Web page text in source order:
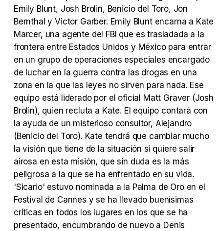
Tráiler Oficial en VOSE 'The Audacity'
Tráiler en español 'Outcome' (2026)
Emily Blunt, Josh Brolin, Benicio del Toro, Jon
Bernthal y Victor Garber. Emily Blunt encarna a Kate
Marcer, una agente del FBI que es trasladada a la
frontera entre Estados Unidos y México para entrar
en un grupo de operaciones especiales encargado
de luchar en la guerra contra las drogas en una
zona en la que las leyes no sirven para nada. Ese
equipo está liderado por el oficial Matt Graver (Josh
Brolin), quien recluta a Kate. El equipo contará con
la ayuda de un misterioso consultor, Alejandro
(Benicio del Toro). Kate tendrá que cambiar mucho
la visión que tiene de la situación si quiere salir
airosa en esta misión, que sin duda es la más
peligrosa a la que se ha enfrentado en su vida.
'Sicario' estuvo nominada a la Palma de Oro en el
Festival de Cannes y se ha llevado buenísimas
críticas en todos los lugares en los que se ha
presentado, encumbrando de nuevo a Denis